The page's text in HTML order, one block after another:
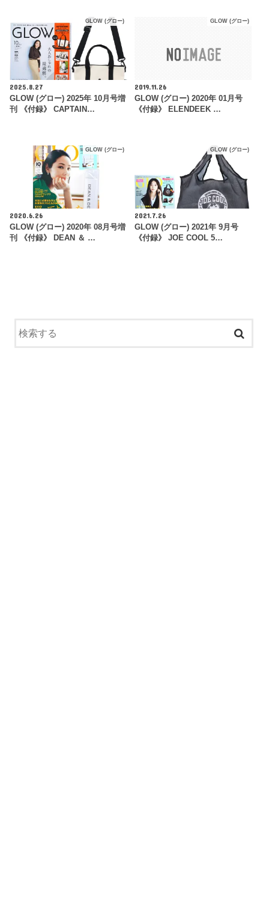
GLOW (グロー)
2025.8.27
GLOW (グロー) 2025年 10月号増
刊 《付録》 CAPTAIN…
GLOW (グロー)
2019.11.26
GLOW (グロー) 2020年 01月号
《付録》 ELENDEEK …
GLOW (グロー)
2020.6.26
GLOW (グロー) 2020年 08月号増
刊 《付録》 DEAN ＆ …
GLOW (グロー)
2021.7.26
GLOW (グロー) 2021年 9月号
《付録》 JOE COOL 5…